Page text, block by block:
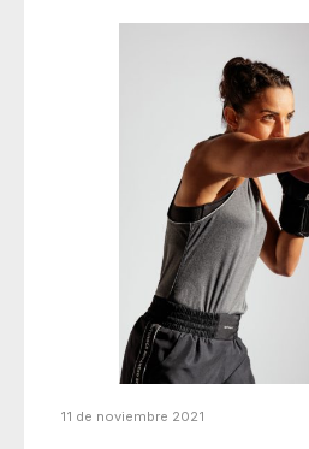
11 de noviembre 2021